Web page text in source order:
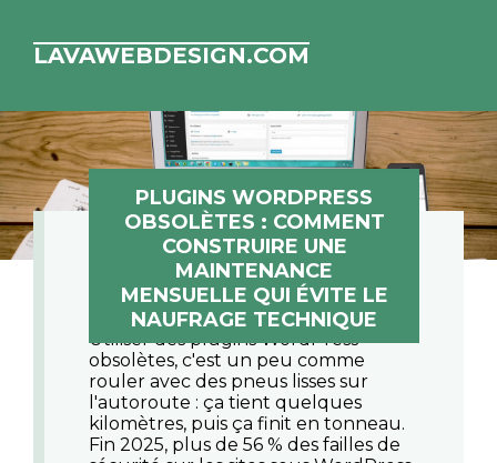
LAVAWEBDESIGN.COM
PLUGINS WORDPRESS
OBSOLÈTES : COMMENT
CONSTRUIRE UNE
MAINTENANCE
MENSUELLE QUI ÉVITE LE
NAUFRAGE TECHNIQUE
Utiliser desplugins WordPress
obsolètes, c'est un peu comme
rouler avec des pneus lisses sur
l'autoroute : ça tient quelques
kilomètres, puis ça finit en tonneau.
Fin 2025, plus de 56 % des failles de